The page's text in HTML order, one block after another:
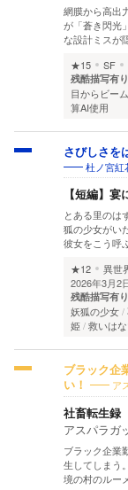
網膜から高出
が「蒼き閃光
な設計ミスが
★15
SF
残酷描写有り
目からビーム
算AI使用
さびしさを
杜ノ宮紅
【短編】
とある里のは
狐の少女がい
彼女をこう
★12
異世
2026年3月2
残酷描写有り
妖狐の少女
姫 救いは
ブラック企
い！
ア
社畜転生録
アスパラガ
ブラック企業
生してしまう
境の村のルー